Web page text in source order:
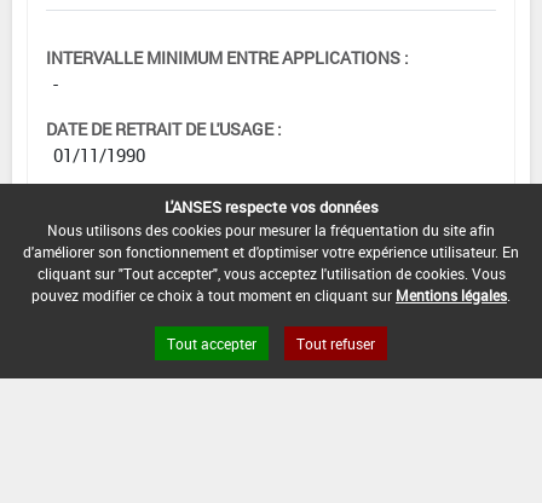
INTERVALLE MINIMUM ENTRE APPLICATIONS :
-
DATE DE RETRAIT DE L'USAGE :
01/11/1990
DATE DE FIN DE DISTRIBUTION :
-
DATE DE FIN D'UTILISATION :
-
L'ANSES respecte vos données
Nous utilisons des cookies pour mesurer la fréquentation du site afin
d'améliorer son fonctionnement et d'optimiser votre expérience utilisateur. En
cliquant sur "Tout accepter", vous acceptez l'utilisation de cookies. Vous
pouvez modifier ce choix à tout moment en cliquant sur Mentions légales
Tout accepter Tout refuser